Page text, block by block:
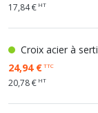
17,84 € HT
Croix acier à
24,94 €TTC
20,78 € HT